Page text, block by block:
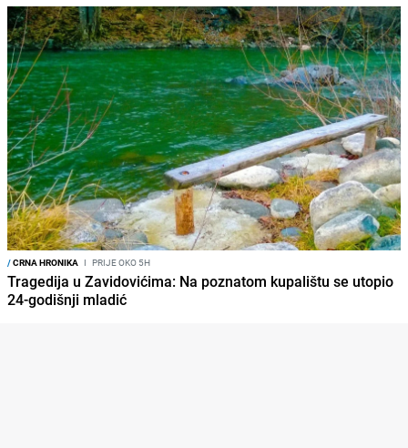
/CRNA HRONIKA I PRIJE OKO 5H
Tragedija u Zavidovićima: Na poznatom kupalištu se utopio
24-godišnji mladić